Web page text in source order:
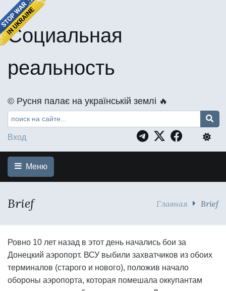
Социальная
реальность
©️ Русня палає на українській землі 🔥
Вход
Меню
Brief Главная Brief
Ровно 10 лет назад в этот день начались бои за
Донецкий аэропорт. ВСУ выбили захватчиков из обоих
терминалов (старого и нового), положив начало
обороны аэропорта, которая помешала оккупантам